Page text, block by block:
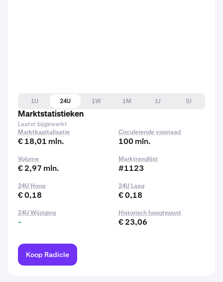
1U 24U 1W 1M 1J
5J
Marktstatistieken
Laatst bijgewerkt
Marktkapitalisatie
€ 18,01 mln.
Circulerende voorraad
100 mln.
Volume
€ 2,97 mln.
Marktranglijst
#1123
24U Hoog
€ 0,18
24U Laag
€ 0,18
24U Wijziging
-
Historisch hoogtepunt
€ 23,06
Koop Radicle